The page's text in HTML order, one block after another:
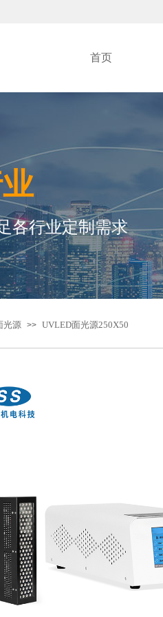
首页
各行业定制需求
光源 >> UVLED面光源250X50